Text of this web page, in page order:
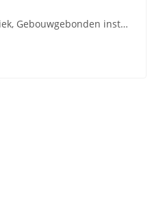
Elektronica, Elektrotechniek, Gebouwgebonden installaties, Rijbewijs